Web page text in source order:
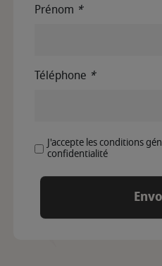
Prénom *
Téléphone *
J'accepte les conditions
confidentialité